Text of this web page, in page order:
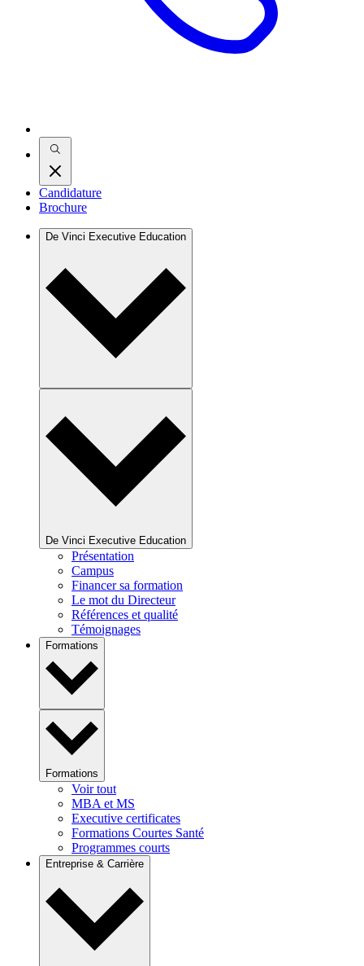
Candidature
Brochure
De Vinci Executive Education
De Vinci Executive Education
Présentation
Campus
Financer sa formation
Le mot du Directeur
Références et qualité
Témoignages
Formations
Formations
Voir tout
MBA et MS
Executive certificates
Formations Courtes Santé
Programmes courts
Entreprise & Carrière